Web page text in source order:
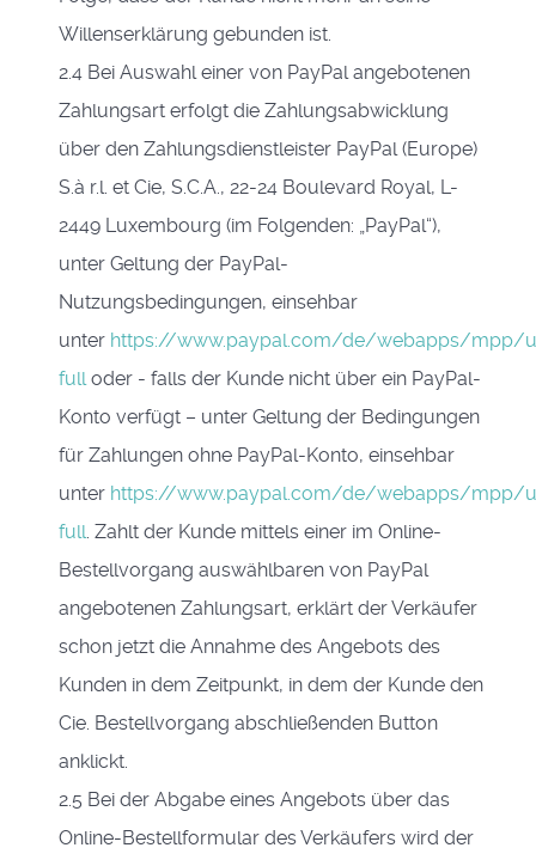
Willenserklärung gebunden ist.
2.4 Bei Auswahl einer von PayPal angebotenen
Zahlungsart erfolgt die Zahlungsabwicklung
über den Zahlungsdienstleister PayPal (Europe)
S.à r.l. et Cie, S.C.A., 22-24 Boulevard Royal, L-
2449 Luxembourg (im Folgenden: „PayPal“),
unter Geltung der PayPal-
Nutzungsbedingungen, einsehbar
unter https://www.paypal.com/de/webapps/mpp/
fulloder - falls der Kunde nicht über ein PayPal-
Konto verfügt – unter Geltung der Bedingungen
für Zahlungen ohne PayPal-Konto, einsehbar
unter https://www.paypal.com/de/webapps/mpp/
full. Zahlt der Kunde mittels einer im Online-
Bestellvorgang auswählbaren von PayPal
angebotenen Zahlungsart, erklärt der Verkäufer
schon jetzt die Annahme des Angebots des
Kunden in dem Zeitpunkt, in dem der Kunde den
Cie. Bestellvorgang abschließenden Button
anklickt.
2.5 Bei der Abgabe eines Angebots über das
Online-Bestellformular des Verkäufers wird der